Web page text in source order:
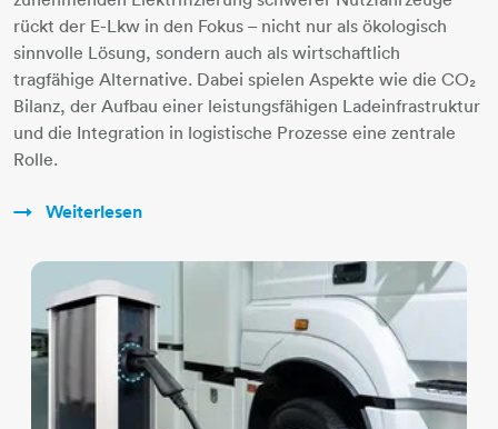
rückt der E-Lkw in den Fokus – nicht nur als ökologisch
sinnvolle Lösung, sondern auch als wirtschaftlich
tragfähige Alternative. Dabei spielen Aspekte wie die CO₂
Bilanz, der Aufbau einer leistungsfähigen Ladeinfrastruktur
und die Integration in logistische Prozesse eine zentrale
Rolle.
Weiterlesen